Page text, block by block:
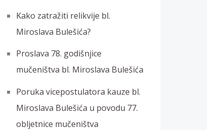
Kako zatražiti relikvije bl.
Miroslava Bulešića?
Proslava 78. godišnjice
mučeništva bl. Miroslava Bulešića
Poruka vicepostulatora kauze bl.
Miroslava Bulešića u povodu 77.
obljetnice mučeništva